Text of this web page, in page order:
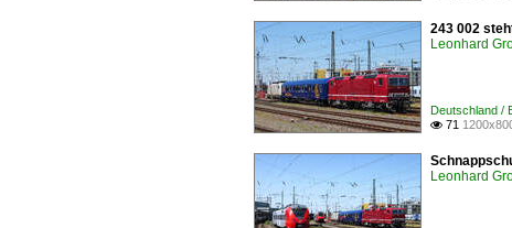
243 002
Leonhard
Deutschland /
 71
Leonhard